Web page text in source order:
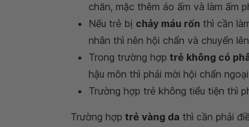
chăn, mặc thêm áo ấm và làm ấm
Nếu trẻ bị chảy máu rốn thì cần
nhân thì nên hội chẩn và chuyển
Trong trường hợp trẻ không có
hậu môn thì phải mời hội chẩn
Trường hợp trẻ không tiểu tiện thì
Trường hợp trẻ vàng da thì cần phải